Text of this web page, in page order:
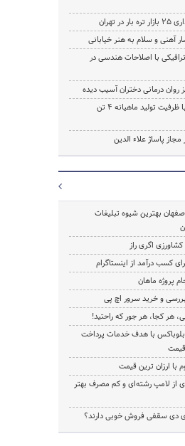
تهران
آهنی و سلام به هنر خیابانی
با اصلاحات هندسی در
روان درمانی دختران آسیب دیده
سایت کمپوست با ظرفیت تولید ماهیانه 4 تن
پاساژ علاء الدین
بهترین شیوه تبلیغات
اگری راز
کسب درآمد از اینستاگرام
پروژه ماهان
هر کجا، هر جور که راحتید!
بلوباکس با هدف خدمات پرداخت
قیمت
با ارزان ترین قیمت
از لامپ رشته‌ای و کم مصرف بهتر
دی سقفی فروش خوبی دارند؟